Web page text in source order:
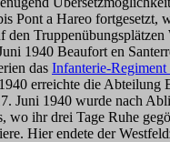
Pont a Hareo
1940 Beaufort en
das Infanterie-Regiment
erreichte die
Juni 1940 wurde nach
wo ihr drei Tage Ruhe
Hier endete der